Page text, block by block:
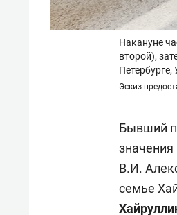
Накануне
второй),
Петербурге,
Эскиз
Бывший
В.И.
семье